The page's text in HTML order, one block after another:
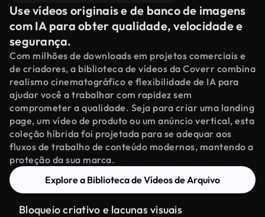
Use vídeos originais e de banco de imagens
com IA para obter qualidade, velocidade e
segurança.
Com milhões de downloads em projetos comerciais e
de criadores, a biblioteca de vídeos da Coverr combina
realismo cinematográfico e flexibilidade de IA para
ajudar você a trabalhar com rapidez sem
comprometer a qualidade. Seja para criar uma landing
page, um vídeo de produto ou um anúncio vertical, esta
coleção híbrida foi projetada para se adequar aos
fluxos de trabalho de conteúdo modernos, mantendo a
proteção da sua marca.
Explore a Biblioteca de Vídeos de Arquivo
Bloqueio criativo e lacunas visuais